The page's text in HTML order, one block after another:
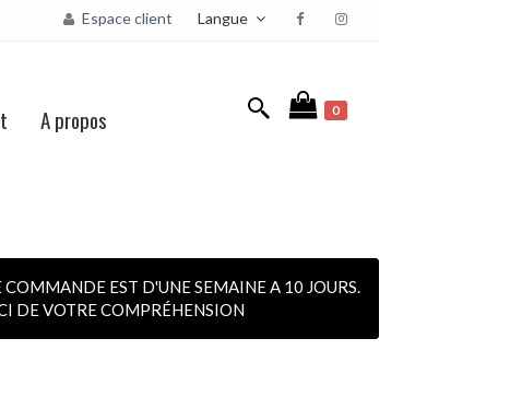
Espace client Langue
A propos
0
EST D'UNE SEMAINE A 10 JOURS.
DE VOTRE COMPRÉHENSION